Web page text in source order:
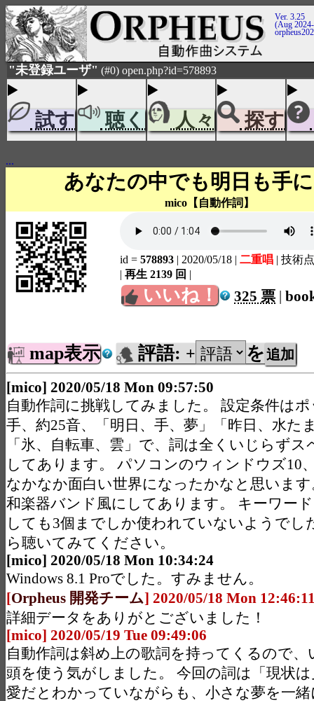
Ver. 3.25
(Aug
"未登録ユーザ" (#0) open.php?id=578893
試す 聴く 人々 探す
...
あなたの中でも明日も手
mico【自動作詞】
id = 578893 | 2020/05/18 | 二重唱 | 技術
| 再生 2139 回 |
いいね！ 325 票
map表示 評語: + を
[mico] 2020/05/18 Mon 09:57:50
自動作詞に挑戦してみました。 設定条件は
手、約25音、「明日、手、夢」「昨日、水た
「氷、自転車、雲」で、詞は全くいじらずス
してあります。 パソコンのウィンドウズ10
なかなか面白い世界になったかなと思いま
和楽器バンド風にしてあります。 キーワー
しても3個までしか使われていないようでし
ら聴いてみてください。
[mico] 2020/05/18 Mon 10:34:24
Windows 8.1 Proでした。すみません。
[Orpheus 開発チーム] 2020/05/18 Mon
詳細データをありがとございました！
[mico] 2020/05/19 Tue 09:49:06
自動作詞は斜め上の歌詞を持ってくるので、
頭を使う気がしました。 今回の詞は「現状
愛だとわかっていながらも、小さな夢を一